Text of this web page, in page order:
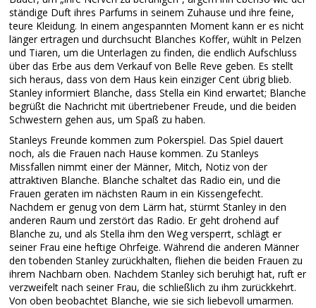
ständige Duft ihres Parfums in seinem Zuhause und ihre feine,
teure Kleidung. In einem angespannten Moment kann er es nicht
länger ertragen und durchsucht Blanches Koffer, wühlt in Pelzen
und Tiaren, um die Unterlagen zu finden, die endlich Aufschluss
über das Erbe aus dem Verkauf von Belle Reve geben. Es stellt
sich heraus, dass von dem Haus kein einziger Cent übrig blieb.
Stanley informiert Blanche, dass Stella ein Kind erwartet; Blanche
begrüßt die Nachricht mit übertriebener Freude, und die beiden
Schwestern gehen aus, um Spaß zu haben.
Stanleys Freunde kommen zum Pokerspiel. Das Spiel dauert
noch, als die Frauen nach Hause kommen. Zu Stanleys
Missfallen nimmt einer der Männer, Mitch, Notiz von der
attraktiven Blanche. Blanche schaltet das Radio ein, und die
Frauen geraten im nächsten Raum in ein Kissengefecht.
Nachdem er genug von dem Lärm hat, stürmt Stanley in den
anderen Raum und zerstört das Radio. Er geht drohend auf
Blanche zu, und als Stella ihm den Weg versperrt, schlägt er
seiner Frau eine heftige Ohrfeige. Während die anderen Männer
den tobenden Stanley zurückhalten, fliehen die beiden Frauen zu
ihrem Nachbarn oben. Nachdem Stanley sich beruhigt hat, ruft er
verzweifelt nach seiner Frau, die schließlich zu ihm zurückkehrt.
Von oben beobachtet Blanche, wie sie sich liebevoll umarmen.